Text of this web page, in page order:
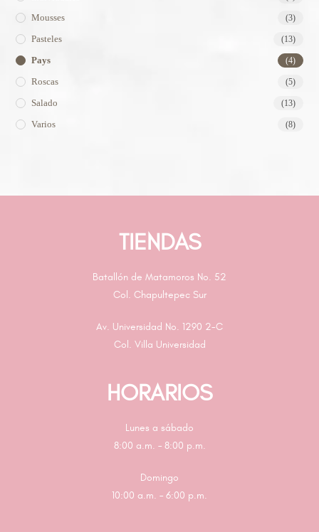
Mousses (3)
Pasteles (13)
Pays (4)
Roscas (5)
Salado (13)
Varios (8)
TIENDAS
Batallón de Matamoros No. 52
Col. Chapultepec Sur
Av. Universidad No. 1290 2-C
Col. Villa Universidad
HORARIOS
Lunes a sábado
8:00 a.m. – 8:00 p.m.
Domingo
10:00 a.m. – 6:00 p.m.